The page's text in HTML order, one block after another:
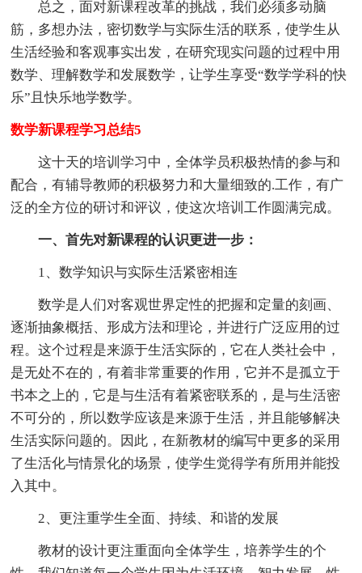
总之，面对新课程改革的挑战，我们必须多动脑
筋，多想办法，密切数学与实际生活的联系，使学生从
生活经验和客观事实出发，在研究现实问题的过程中用
数学、理解数学和发展数学，让学生享受“数学学科的快
乐”且快乐地学数学。
数学新课程学习总结5
这十天的培训学习中，全体学员积极热情的参与和
配合，有辅导教师的积极努力和大量细致的.工作，有广
泛的全方位的研讨和评议，使这次培训工作圆满完成。
一、首先对新课程的认识更进一步：
1、数学知识与实际生活紧密相连
数学是人们对客观世界定性的把握和定量的刻画、
逐渐抽象概括、形成方法和理论，并进行广泛应用的过
程。这个过程是来源于生活实际的，它在人类社会中，
是无处不在的，有着非常重要的作用，它并不是孤立于
书本之上的，它是与生活有着紧密联系的，是与生活密
不可分的，所以数学应该是来源于生活，并且能够解决
生活实际问题的。因此，在新教材的编写中更多的采用
了生活化与情景化的场景，使学生觉得学有所用并能投
入其中。
2、更注重学生全面、持续、和谐的发展
教材的设计更注重面向全体学生，培养学生的个